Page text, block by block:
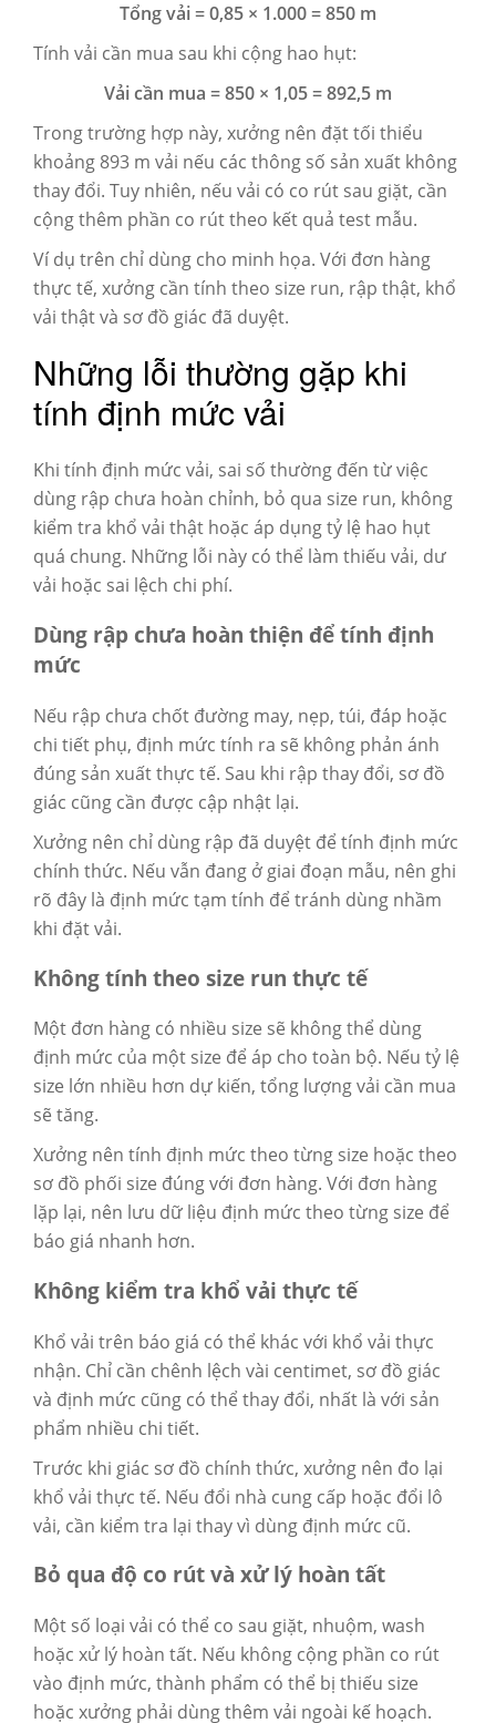
Tổng vải = 0,85 × 1.000 = 850 m
Tính vải cần mua sau khi cộng hao hụt:
Vải cần mua = 850 × 1,05 = 892,5 m
Trong trường hợp này, xưởng nên đặt tối thiểu
khoảng 893 m vải nếu các thông số sản xuất không
thay đổi. Tuy nhiên, nếu vải có co rút sau giặt, cần
cộng thêm phần co rút theo kết quả test mẫu.
Ví dụ trên chỉ dùng cho minh họa. Với đơn hàng
thực tế, xưởng cần tính theo size run, rập thật, khổ
vải thật và sơ đồ giác đã duyệt.
Những lỗi thường gặp khi
tính định mức vải
Khi tính định mức vải, sai số thường đến từ việc
dùng rập chưa hoàn chỉnh, bỏ qua size run, không
kiểm tra khổ vải thật hoặc áp dụng tỷ lệ hao hụt
quá chung. Những lỗi này có thể làm thiếu vải, dư
vải hoặc sai lệch chi phí.
Dùng rập chưa hoàn thiện để tính định
mức
Nếu rập chưa chốt đường may, nẹp, túi, đáp hoặc
chi tiết phụ, định mức tính ra sẽ không phản ánh
đúng sản xuất thực tế. Sau khi rập thay đổi, sơ đồ
giác cũng cần được cập nhật lại.
Xưởng nên chỉ dùng rập đã duyệt để tính định mức
chính thức. Nếu vẫn đang ở giai đoạn mẫu, nên ghi
rõ đây là định mức tạm tính để tránh dùng nhầm
khi đặt vải.
Không tính theo size run thực tế
Một đơn hàng có nhiều size sẽ không thể dùng
định mức của một size để áp cho toàn bộ. Nếu tỷ lệ
size lớn nhiều hơn dự kiến, tổng lượng vải cần mua
sẽ tăng.
Xưởng nên tính định mức theo từng size hoặc theo
sơ đồ phối size đúng với đơn hàng. Với đơn hàng
lặp lại, nên lưu dữ liệu định mức theo từng size để
báo giá nhanh hơn.
Không kiểm tra khổ vải thực tế
Khổ vải trên báo giá có thể khác với khổ vải thực
nhận. Chỉ cần chênh lệch vài centimet, sơ đồ giác
và định mức cũng có thể thay đổi, nhất là với sản
phẩm nhiều chi tiết.
Trước khi giác sơ đồ chính thức, xưởng nên đo lại
khổ vải thực tế. Nếu đổi nhà cung cấp hoặc đổi lô
vải, cần kiểm tra lại thay vì dùng định mức cũ.
Bỏ qua độ co rút và xử lý hoàn tất
Một số loại vải có thể co sau giặt, nhuộm, wash
hoặc xử lý hoàn tất. Nếu không cộng phần co rút
vào định mức, thành phẩm có thể bị thiếu size
hoặc xưởng phải dùng thêm vải ngoài kế hoạch.